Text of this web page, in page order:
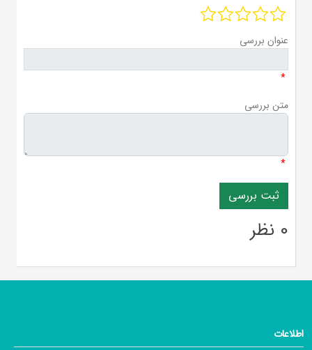
عنوان بررسی
*
متن بررسی
*
0 نظر
اطلاعات